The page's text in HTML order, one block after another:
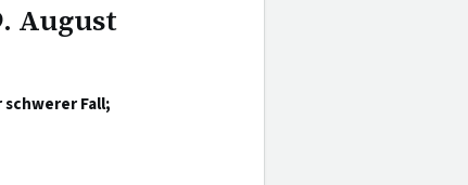
August
Fall;